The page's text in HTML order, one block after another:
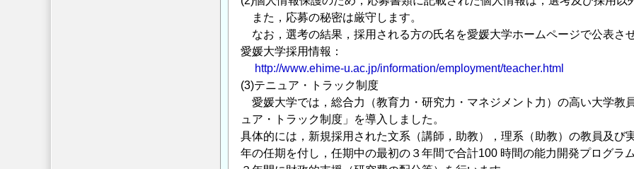
また，応募の秘密は厳守します。
なお，選考の結果，採用される方の氏名を愛媛大学ホームページで公表さ
愛媛大学採用情報：
http://www.ehime-u.ac.jp/information/employment/teacher.html
(3)テニュア・トラック制度
愛媛大学では，総合力（教育力・研究力・マネジメント力）の高い大学教
ュア・トラック制度」を導入しました。
具体的には，新規採用された文系（講師，助教），理系（助教）の教員及び
年の任期を付し，任期中の最初の３年間で合計100 時間の能力開発プログラ